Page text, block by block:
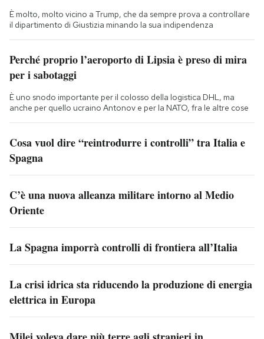
È molto, molto vicino a Trump, che da sempre prova a controllare
il dipartimento di Giustizia minando la sua indipendenza
Perché proprio l’aeroporto di Lipsia è preso di mira
per i sabotaggi
È uno snodo importante per il colosso della logistica DHL, ma
anche per quello ucraino Antonov e per la NATO, fra le altre cose
Cosa vuol dire “reintrodurre i controlli” tra Italia e
Spagna
C’è una nuova alleanza militare intorno al Medio
Oriente
La Spagna imporrà controlli di frontiera all’Italia
La crisi idrica sta riducendo la produzione di energia
elettrica in Europa